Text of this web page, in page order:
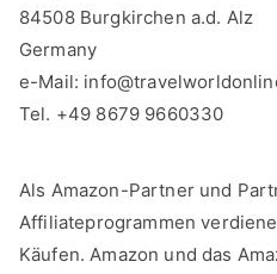
84508 Burgkirchen a.d. Alz
Germany
e-Mail:
Tel. +49 8679 9660330
Als Amazon-Partner und
Affiliateprogrammen
Käufen. Amazon und das